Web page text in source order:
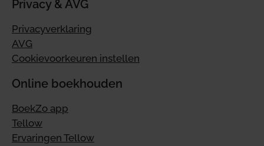
Privacy & AVG
Privacyverklaring
AVG
Cookievoorkeuren instellen
Online boekhouden
BoekZo app
Tellow
Ervaringen Tellow